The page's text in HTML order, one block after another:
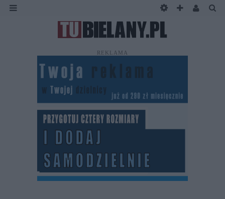
REKLAMA